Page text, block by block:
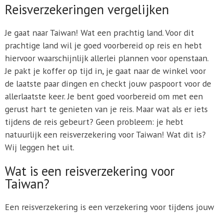
Reisverzekeringen vergelijken
Je gaat naar Taiwan! Wat een prachtig land. Voor dit
prachtige land wil je goed voorbereid op reis en hebt
hiervoor waarschijnlijk allerlei plannen voor openstaan.
Je pakt je koffer op tijd in, je gaat naar de winkel voor
de laatste paar dingen en checkt jouw paspoort voor de
allerlaatste keer. Je bent goed voorbereid om met een
gerust hart te genieten van je reis. Maar wat als er iets
tijdens de reis gebeurt? Geen probleem: je hebt
natuurlijk een reisverzekering voor Taiwan! Wat dit is?
Wij leggen het uit.
Wat is een reisverzekering voor
Taiwan?
Een reisverzekering is een verzekering voor tijdens jouw